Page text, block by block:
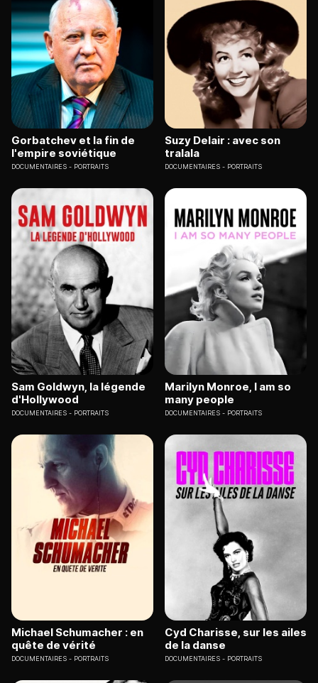
Gorbatchev et la fin de
l'empire soviétique
DOCUMENTAIRES PORTRAITS
Suzy Delair : avec son
tralala
DOCUMENTAIRES PORTRAITS
Sam Goldwyn, la légende
d'Hollywood
DOCUMENTAIRES PORTRAITS
Marilyn Monroe, I am so
many people
DOCUMENTAIRES PORTRAITS
Michael Schumacher : en
quête de vérité
DOCUMENTAIRES PORTRAITS
Cyd Charisse, sur les ailes
de la danse
DOCUMENTAIRES PORTRAITS